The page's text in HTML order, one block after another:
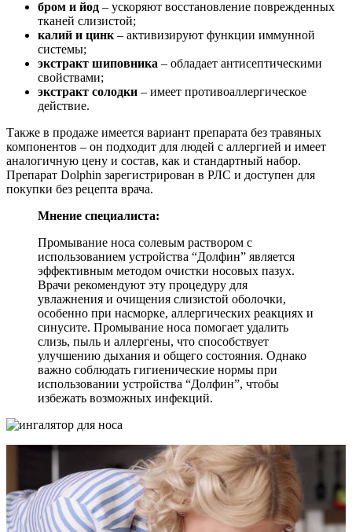
бром и йод – ускоряют восстановление поврежденных
тканей слизистой;
калий и цинк – активизируют функции иммунной
системы;
экстракт шиповника – обладает антисептическими
свойствами;
экстракт солодки – имеет противоаллергическое
действие.
Также в продаже имеется вариант препарата без травяных
компонентов – он подходит для людей с аллергией и имеет
аналогичную цену и состав, как и стандартный набор.
Препарат Dolphin зарегистрирован в РЛС и доступен для
покупки без рецепта врача.
Мнение специалиста:
Промывание носа солевым раствором с
использованием устройства “Долфин” является
эффективным методом очистки носовых пазух.
Врачи рекомендуют эту процедуру для
увлажнения и очищения слизистой оболочки,
особенно при насморке, аллергических реакциях и
синусите. Промывание носа помогает удалить
слизь, пыль и аллергены, что способствует
улучшению дыхания и общего состояния. Однако
важно соблюдать гигиенические нормы при
использовании устройства “Долфин”, чтобы
избежать возможных инфекций.